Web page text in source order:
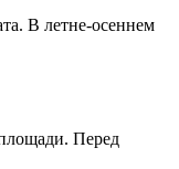
В летне-осеннем
Перед